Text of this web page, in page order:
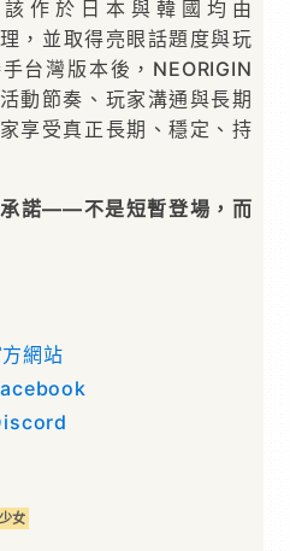
該作於日本與韓國均由
，並取得亮眼話題度與玩
台灣版本後，NEORIGIN
動節奏、玩家溝通與長期
享受真正長期、穩定、持
諾——不是短暫登場，而
網站
女